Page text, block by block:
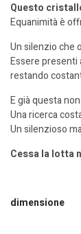
Questo
Equanimità è
Un silenzio che
Essere presenti
restando
E già questa
Una ricerca
Un silenzioso
Cessa la lotta
dimensione